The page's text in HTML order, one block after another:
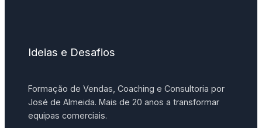
Ideias e Desafios
Formação de Vendas, Coaching e Consultoria por
José de Almeida. Mais de 20 anos a transformar
equipas comerciais.